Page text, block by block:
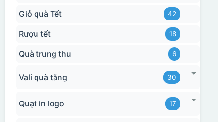
Giỏ quà Tết 42
Rượu tết 18
Quà trung thu 6
Vali quà tặng 30
Quạt in logo 17